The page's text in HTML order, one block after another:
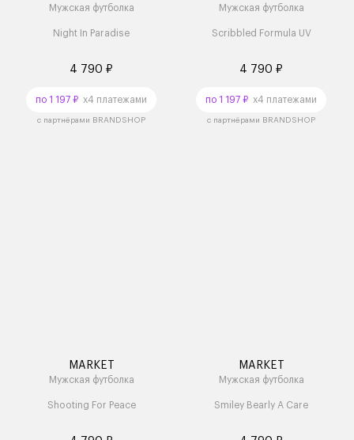
Мужская футболка
Night In Paradise
4 790 ₽
по 1 197 ₽ x4 платежами
с партнёрами BRANDSHOP
Мужская футболка
Scribbled Formula UV
4 790 ₽
по 1 197 ₽ x4 платежами
с партнёрами BRANDSHOP
MARKET
Мужская футболка
Shooting For Peace
MARKET
Мужская футболка
Smiley Bearly A Care